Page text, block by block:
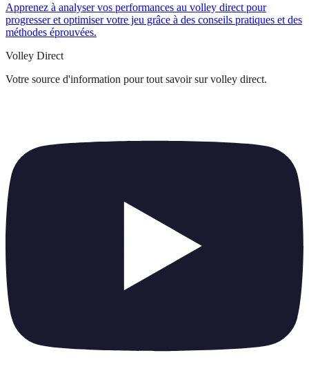
Apprenez à analyser vos performances au volley direct pour
progresser et optimiser votre jeu grâce à des conseils pratiques et des
méthodes éprouvées.
Volley Direct
Votre source d'information pour tout savoir sur volley direct.